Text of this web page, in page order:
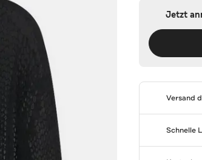
Jetzt
Versand
Schnelle